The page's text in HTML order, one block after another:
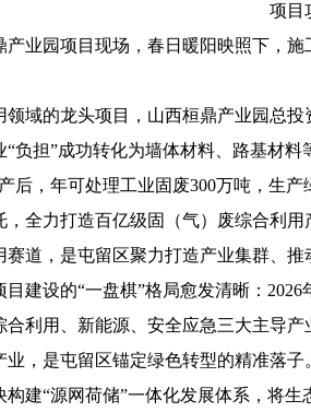
项目
园项目现场，春日暖阳映照下，施
的龙头项目，山西桓鼎产业园总投
“负担”成功转化为墙体材料、路基材
，年可处理工业固废300万吨，生产
，全力打造百亿级固（气）废综合利
，是屯留区聚力打造产业集群、推
设的“一盘棋”格局愈发清晰：2026
合利用、新能源、安全应急三大主导
是屯留区锚定绿色转型的精准落子
构建“源网荷储”一体化发展体系，将